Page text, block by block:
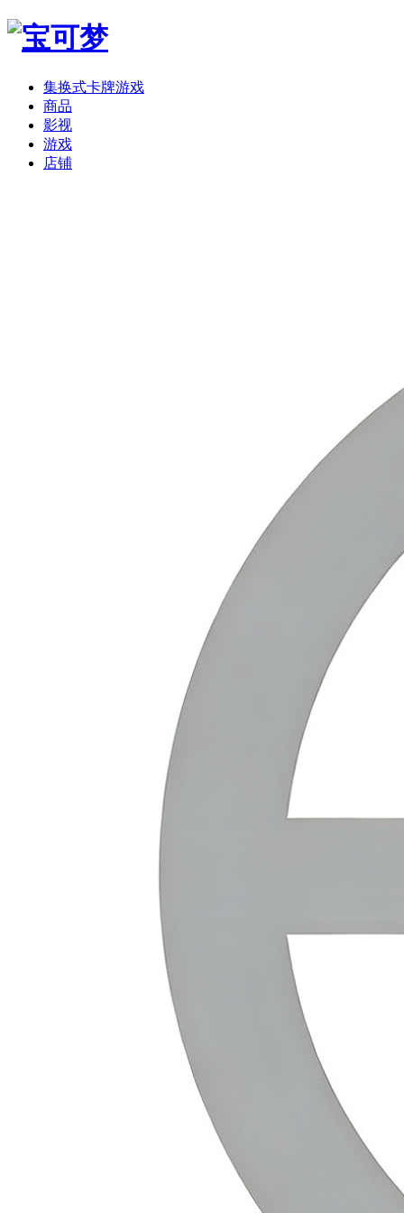
集换式卡牌游戏
商品
影视
游戏
店铺